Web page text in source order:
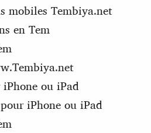
mobiles Tembiya.net
en Tem
ou iPad
iPhone ou iPad